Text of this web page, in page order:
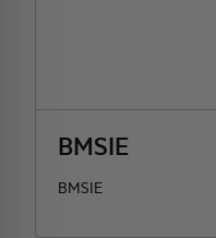
BMSIE
BMSIE